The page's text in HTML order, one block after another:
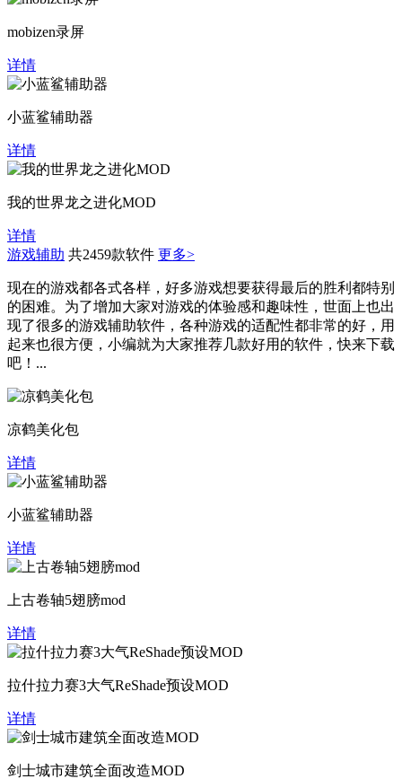
mobizen录屏
详情
小蓝鲨辅助器
详情
我的世界龙之进化MOD
详情
游戏辅助 共2459款软件 更多>
现在的游戏都各式各样，好多游戏想要获得最后的胜利都特别
的困难。为了增加大家对游戏的体验感和趣味性，世面上也出
现了很多的游戏辅助软件，各种游戏的适配性都非常的好，用
起来也很方便，小编就为大家推荐几款好用的软件，快来下载
吧！...
凉鹤美化包
详情
小蓝鲨辅助器
详情
上古卷轴5翅膀mod
详情
拉什拉力赛3大气ReShade预设MOD
详情
剑士城市建筑全面改造MOD